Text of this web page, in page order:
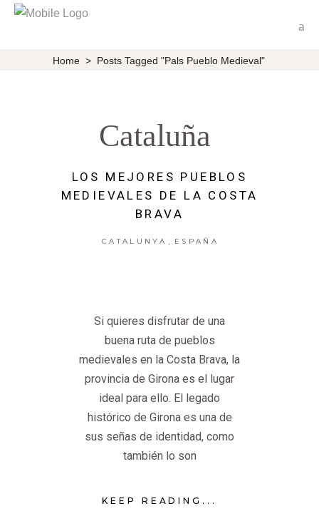
Home > Posts Tagged "Pals Pueblo Medieval"
Cataluña
LOS MEJORES PUEBLOS
MEDIEVALES DE LA COSTA
BRAVA
CATALUNYA , ESPAÑA
Si quieres disfrutar de una
buena ruta de pueblos
medievales en la Costa Brava, la
provincia de Girona es el lugar
ideal para ello. El legado
histórico de Girona es una de
sus señas de identidad, como
también lo son
KEEP READING...